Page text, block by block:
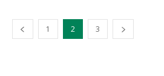
1 2 3